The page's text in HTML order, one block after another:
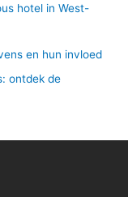
hotel in West-
en hun invloed
ontdek de